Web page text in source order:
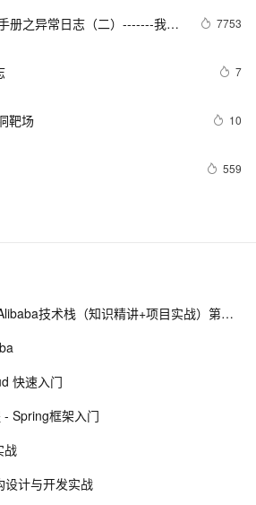
册之异常日志（二）-------我的
7753
7
靶场 10
559
——Redo Log
告警升级
exploded: Error during artifact
示
发技巧（24）：上传日志
全面讲解Spring Cloud Alibaba技术栈（知识精讲+项目实战）第一阶段
快速入门
Spring框架入门
战
设计与开发实战